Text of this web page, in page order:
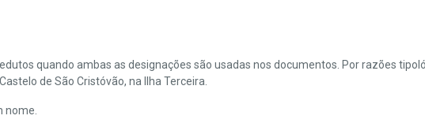
quando ambas as designações são usadas nos documentos. Por razões
de São Cristóvão, na Ilha Terceira.
nome.